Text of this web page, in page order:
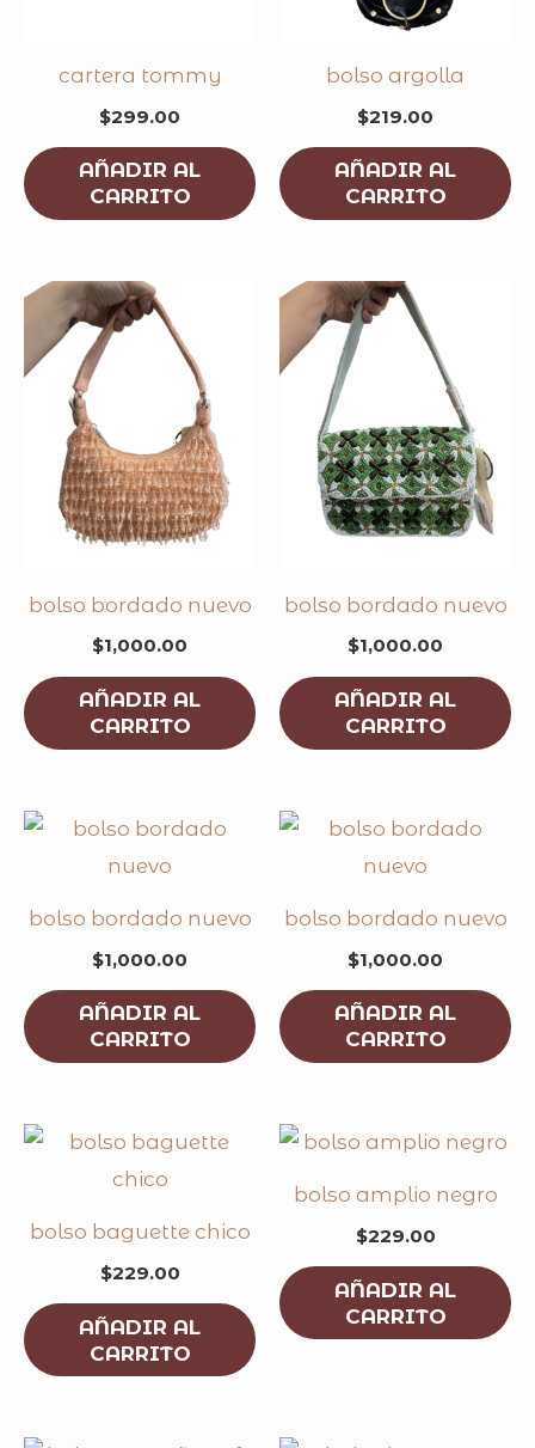
cartera tommy
$299.00
AÑADIR AL
CARRITO
bolso argolla
$219.00
AÑADIR AL
CARRITO
bolso bordado nuevo
$1,000.00
AÑADIR AL
CARRITO
bolso bordado nuevo
$1,000.00
AÑADIR AL
CARRITO
bolso bordado nuevo
$1,000.00
AÑADIR AL
CARRITO
bolso bordado nuevo
$1,000.00
AÑADIR AL
CARRITO
bolso baguette chico
$229.00
AÑADIR AL
CARRITO
bolso amplio negro
$229.00
AÑADIR AL
CARRITO